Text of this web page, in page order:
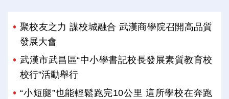
聚校友之力 謀校城融合 武漢商學院召開高品質
發展大會
武漢市武昌區“中小學書記校長發展素質教育校
校行”活動舉行
“小短腿”也能輕鬆跑完10公里 這所學校在奔跑